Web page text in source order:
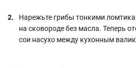
Нарежьте грибы тонкими
на сковороде без масла. Теперь
сои насухо между кухонным